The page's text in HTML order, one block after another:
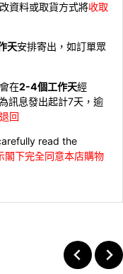
資料或取貨方式將收取
天安排寄出，如訂單眾
在2-4個工作天經
訊息發出起計7天，逾
回
read the
閣下完全同意本店購物